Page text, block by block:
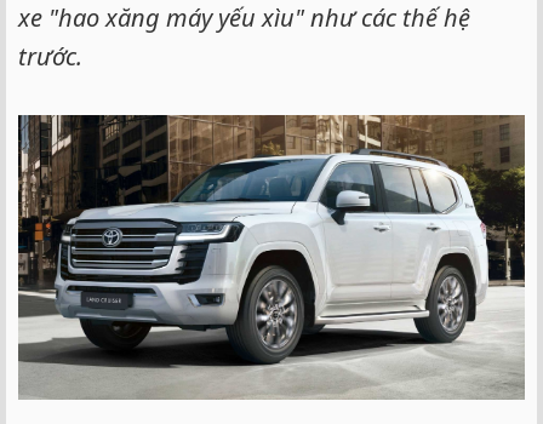
xe "hao xăng máy yếu xìu" như các thế hệ
trước.